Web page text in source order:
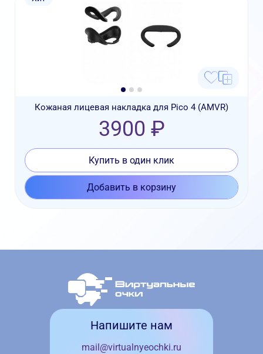
Кожаная лицевая накладка для Pico 4 (AMVR)
3900 ₽
Купить в один клик
Добавить в корзину
Напишите нам
mail@virtualnyeochki.ru